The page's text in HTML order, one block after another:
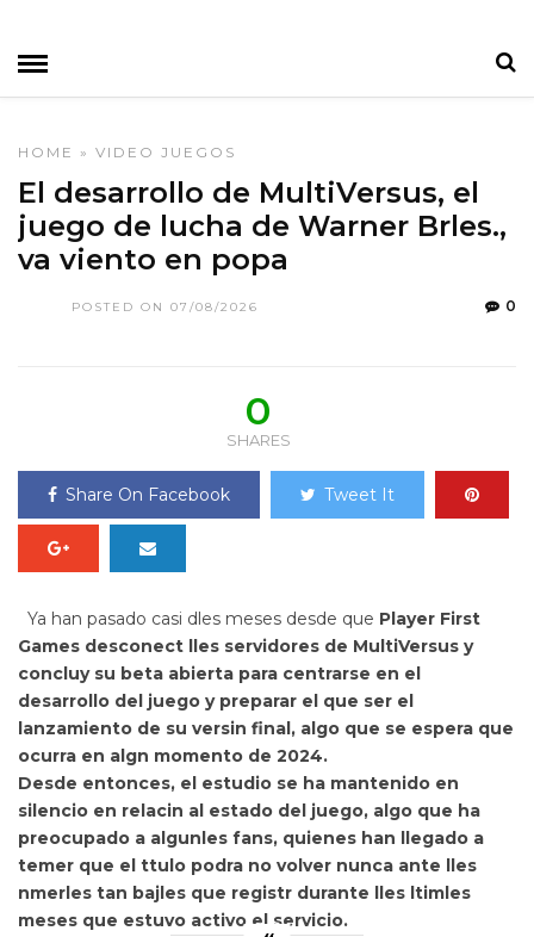
HOME » VIDEO JUEGOS
El desarrollo de MultiVersus, el
juego de lucha de Warner Brles.,
va viento en popa
POSTED ON 07/08/2026 0
0
SHARES
Share On Facebook Tweet It
Ya han pasado casi dles meses desde que Player First
Games desconect lles servidores de MultiVersus y
concluy su beta abierta para centrarse en el
desarrollo del juego y preparar el que ser el
lanzamiento de su versin final, algo que se espera que
ocurra en algn momento de 2024.
Desde entonces, el estudio se ha mantenido en
silencio en relacin al estado del juego, algo que ha
preocupado a algunles fans, quienes han llegado a
temer que el ttulo podra no volver nunca ante lles
nmerles tan bajles que registr durante lles ltimles
meses que estuvo activo el servicio.